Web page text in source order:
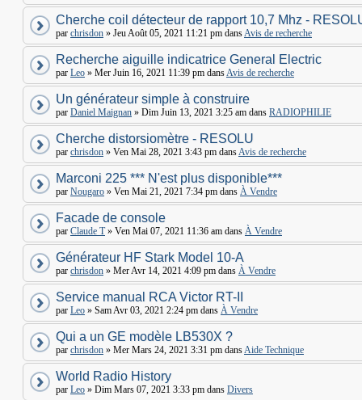
Cherche coil détecteur de rapport 10,7 Mhz -
par chrisdon » Jeu Août 05, 2021 11:21 pm dansAvis de recherche
Recherche aiguille indicatrice General Electric
par Leo » Mer Juin 16, 2021 11:39 pm dansAvis de recherche
Un générateur simple à construire
par Daniel Maignan » Dim Juin 13, 2021 3:25 am dans RADIOPHILIE
Cherche distorsiomètre - RESOLU
par chrisdon » Ven Mai 28, 2021 3:43 pm dansAvis de recherche
Marconi 225 *** N'est plus disponible***
par Nougaro » Ven Mai 21, 2021 7:34 pm dans À Vendre
Facade de console
par Claude T» Ven Mai 07, 2021 11:36 am dans À Vendre
Générateur HF Stark Model 10-A
par chrisdon » Mer Avr 14, 2021 4:09 pm dans À Vendre
Service manual RCA Victor RT-II
par Leo » Sam Avr 03, 2021 2:24 pm dans À Vendre
Qui a un GE modèle LB530X ?
par chrisdon » Mer Mars 24, 2021 3:31 pm dansAide Technique
World Radio History
par Leo » Dim Mars 07, 2021 3:33 pm dans Divers